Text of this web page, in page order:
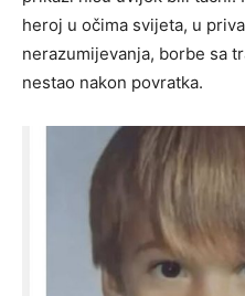
heroj u očima svijeta, u
nerazumijevanja, borbe sa
nestao nakon povratka.